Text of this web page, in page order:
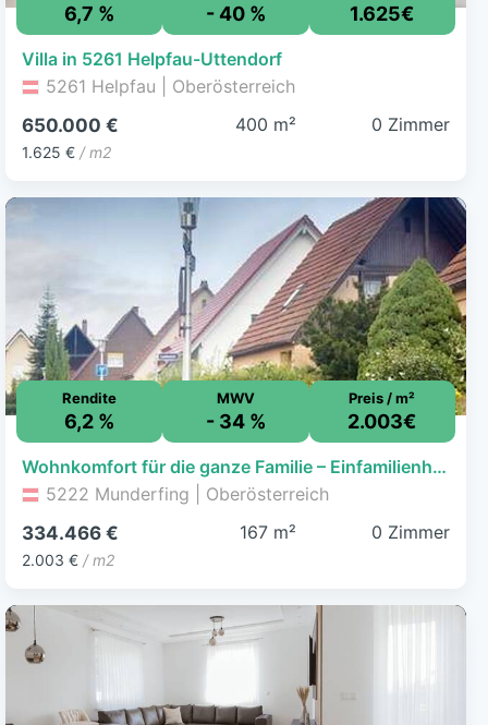
6,7 % - 40 % 1.625€
Villa in 5261 Helpfau-Uttendorf
5261 Helpfau | Oberösterreich
650.000 €
1.625 € / m2
400 m² 0 Zimmer
Rendite
6,2 %
MWV
- 34 %
Preis / m²
2.003€
Wohnkomfort für die ganze Familie – Einfamilienhaus Baujahr 2011
5222 Munderfing | Oberösterreich
334.466 €
2.003 € / m2
167 m² 0 Zimmer